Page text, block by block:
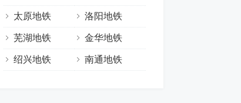
太原地铁 洛阳地铁
芜湖地铁 金华地铁
绍兴地铁 南通地铁